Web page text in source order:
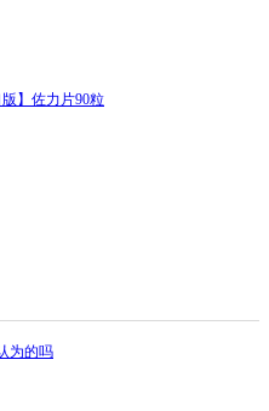
】佐力片90粒
为的吗